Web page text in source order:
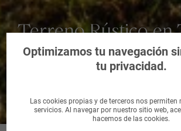
Terreno Rústico en
Pontevedra
Optimizamos tu navegación
tu privacidad.
Las cookies propias y de terceros nos permiten
servicios. Al navegar por nuestro sitio web,
hacemos de las cookies.